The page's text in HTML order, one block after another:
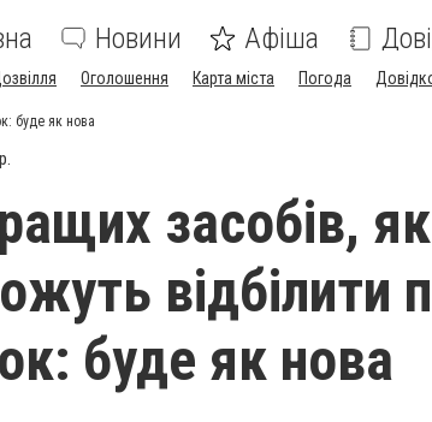
Новини Афіша
Оголошення Карта міста Погода
буде як нова
засобів,
відбілити
буде як нова